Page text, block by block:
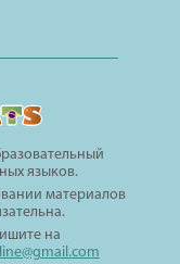
языков.
материалов
на